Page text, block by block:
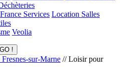
France Services Location Salles
Veolia
sur-Marne // Loisir pour